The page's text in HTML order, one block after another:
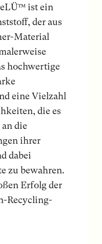
ist ein
der aus
Material
hochwertige
eine Vielzahl
die es
die
ihrer
dabei
zu bewahren.
Erfolg der
Recycling-